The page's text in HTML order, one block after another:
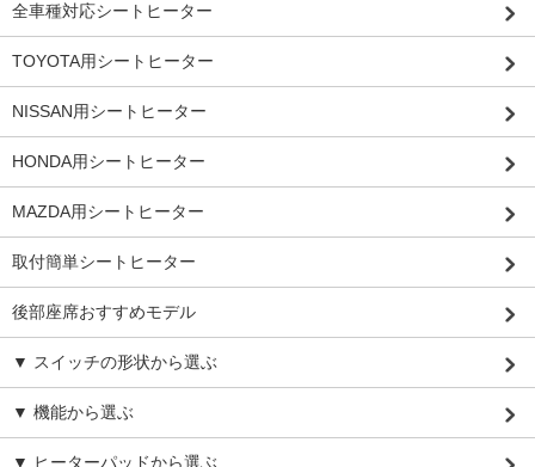
全車種対応シートヒーター
TOYOTA用シートヒーター
NISSAN用シートヒーター
HONDA用シートヒーター
MAZDA用シートヒーター
取付簡単シートヒーター
後部座席おすすめモデル
▼ スイッチの形状から選ぶ
▼ 機能から選ぶ
▼ ヒーターパッドから選ぶ